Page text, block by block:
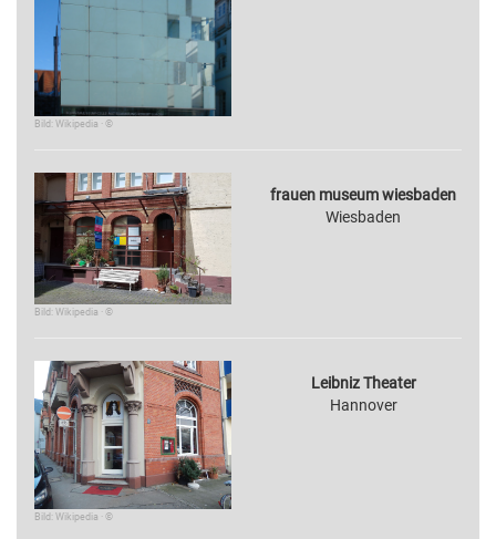
Bild: Wikipedia · ©
Bild: Wikipedia · ©
frauen museum wiesbaden
Wiesbaden
Bild: Wikipedia · ©
Leibniz Theater
Hannover